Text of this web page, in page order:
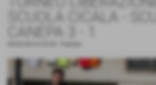
CANEPA 3 - 1